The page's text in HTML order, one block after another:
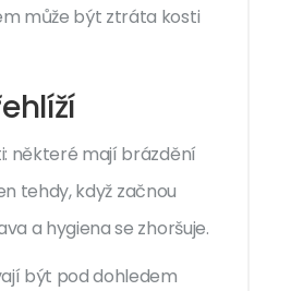
může být ztráta kosti
některé mají brázdění
tehdy, když začnou
a hygiena se zhoršuje.
být pod dohledem